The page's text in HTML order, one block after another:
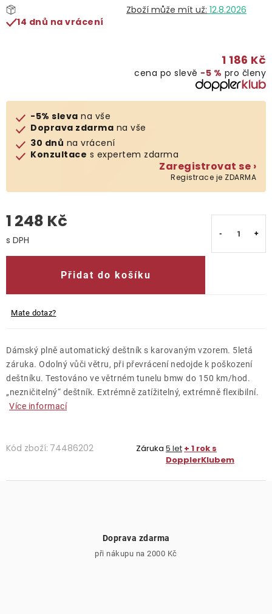
Gastro produkty
Klub výhod
12.8.2026
14 dnů na vrácení
1 186 Kč
cena po slevě −5 % pro členy
-5% sleva na vše
Doprava zdarma na vše
30 dnů na vrácení
Konzultace s expertem zdarma
Zaregistrovat se ›
Registrace je ZDARMA
1 248 Kč
Přidat do košíku
Mate dotaz?
Dámský plně automatický deštník s karovaným vzorem. 5letá
záruka. Odolný vůči větru, při převrácení nedojde k poškození
deštníku. Testováno ve větrném tunelu bmw do 150 km/hod.
„nezničitelný“ deštník. Extrémně zatížitelný, extrémně flexibilní.
Více informací
Kód zboží: 74486202 Záruka 5 let + 1 rok s
DopplerKlubem
Doprava zdarma
při nákupu na 2000 Kč